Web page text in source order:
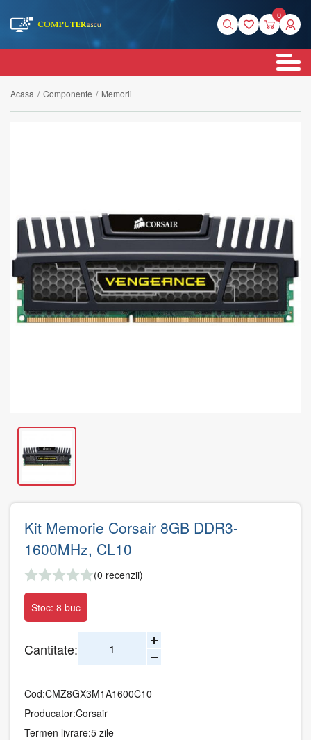
0
Acasa / Componente / Memorii
Kit Memorie Corsair 8GB DDR3-
1600MHz, CL10
(0 recenzii)
Stoc: 8 buc
Cantitate:
Cod:CMZ8GX3M1A1600C10
Producator:Corsair
Termen livrare:5 zile